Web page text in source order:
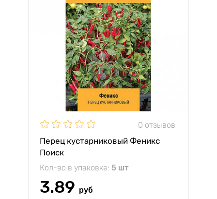
0 отзывов
Перец кустарниковый Феникс
Поиск
Кол-во в упаковке: 5 шт
3.89 руб